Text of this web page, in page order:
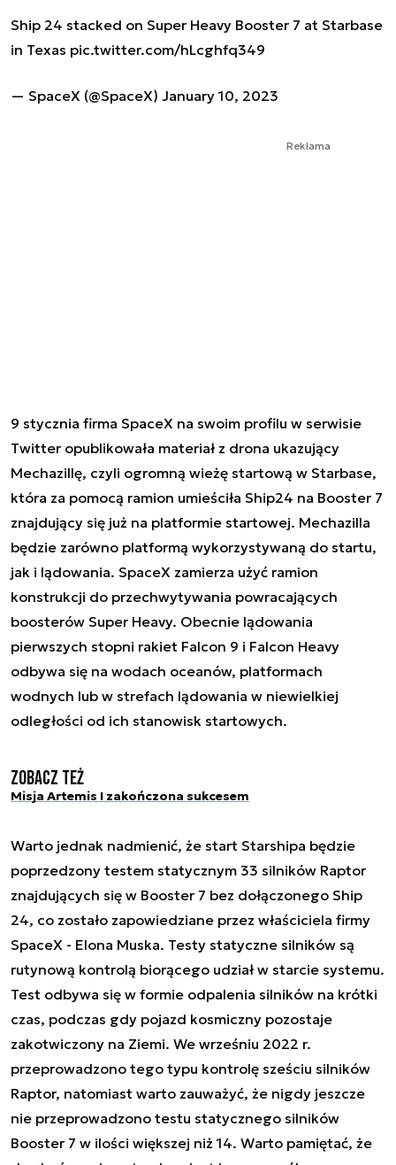
Ship 24 stacked on Super Heavy Booster 7 at Starbase
in Texas pic.twitter.com/hLcghfq349
— SpaceX (@SpaceX) January 10, 2023
Reklama
9 stycznia firma SpaceX na swoim profilu w serwisie
Twitter opublikowała materiał z drona ukazujący
Mechazillę, czyli ogromną wieżę startową w Starbase,
która za pomocą ramion umieściła Ship24 na Booster 7
znajdujący się już na platformie startowej. Mechazilla
będzie zarówno platformą wykorzystywaną do startu,
jak i lądowania. SpaceX zamierza użyć ramion
konstrukcji do przechwytywania powracających
boosterów Super Heavy. Obecnie lądowania
pierwszych stopni rakiet Falcon 9 i Falcon Heavy
odbywa się na wodach oceanów, platformach
wodnych lub w strefach lądowania w niewielkiej
odległości od ich stanowisk startowych.
Zobacz też
Misja Artemis I zakończona sukcesem
Warto jednak nadmienić, że start Starshipa będzie
poprzedzony testem statycznym 33 silników Raptor
znajdujących się w Booster 7 bez dołączonego Ship
24, co zostało zapowiedziane przez właściciela firmy
SpaceX - Elona Muska. Testy statyczne silników są
rutynową kontrolą biorącego udział w starcie systemu.
Test odbywa się w formie odpalenia silników na krótki
czas, podczas gdy pojazd kosmiczny pozostaje
zakotwiczony na Ziemi. We wrześniu 2022 r.
przeprowadzono tego typu kontrolę sześciu silników
Raptor, natomiast warto zauważyć, że nigdy jeszcze
nie przeprowadzono testu statycznego silników
Booster 7 w ilości większej niż 14. Warto pamiętać, że